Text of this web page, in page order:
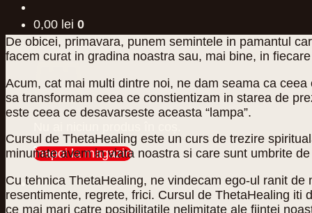
0,00 lei 0
Coș
Înapoi la magazin
0
De obicei, primavara, punem semintele in pamantul
facem curat in gradina noastra sau, mai bine, in
Acum, cat mai multi dintre noi, ne dam seama ca
sa transformam ceea ce constientizam in starea de
este ceea ce desavarseste aceasta “lampa”.
Cursul de ThetaHealing este un curs de trezire
minunate avem in viata noastra si care sunt umbrite
Cu tehnica ThetaHealing, ne vindecam ego-ul ranit
resentimente, regrete, frici. Cursul de ThetaHealing
ce mai mari catre posibilitatile nelimitate ale fiintei